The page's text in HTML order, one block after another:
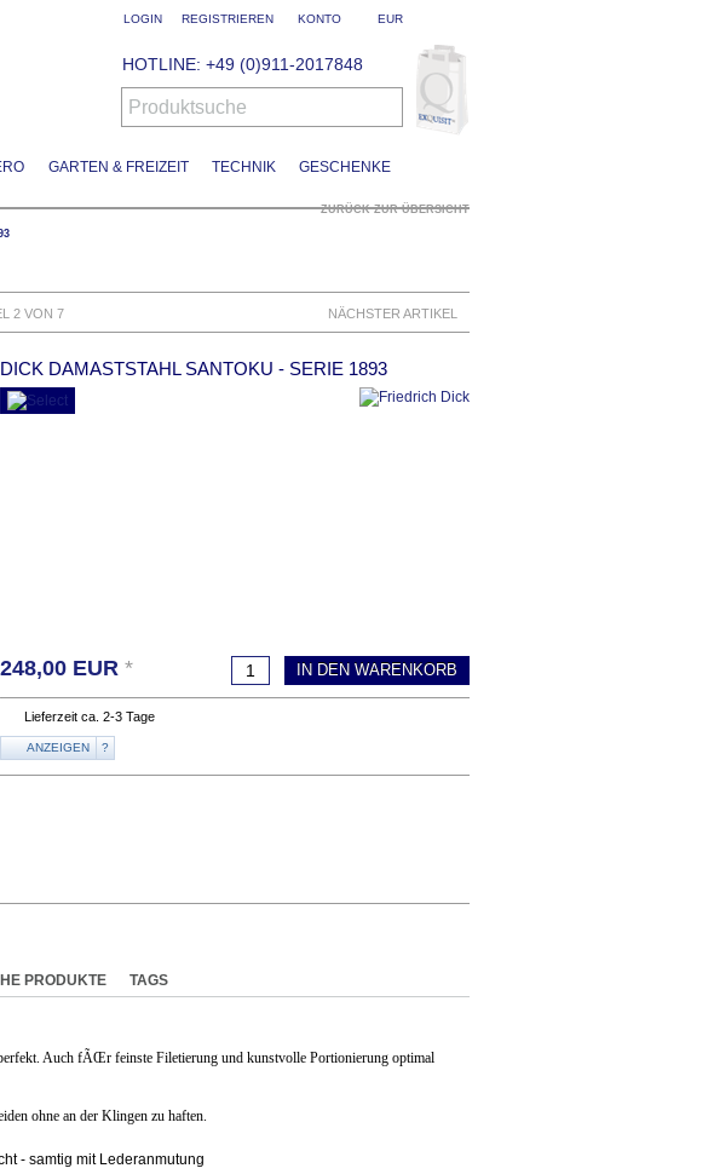
EUR
KONTO
LOGIN REGISTRIEREN
GARTEN & FREIZEIT TECHNIK
GESCHENKE
HOTLINE: +49 (0)911-2017848
Produktsuche
ZURÜCK ZUR ÜBERSICHT
2 VON 7 NÄCHSTER ARTIKEL
DICK DAMASTSTAHL SANTOKU - SERIE 1893
248,00 EUR * IN DEN WARENKORB
Lieferzeit ca. 2-3 Tage
ANZEIGEN ?
PRODUKTE TAGS
Auch fÃŒr feinste Filetierung und kunstvolle Portionierung optimal
ohne an der Klingen zu haften.
- samtig mit Lederanmutung